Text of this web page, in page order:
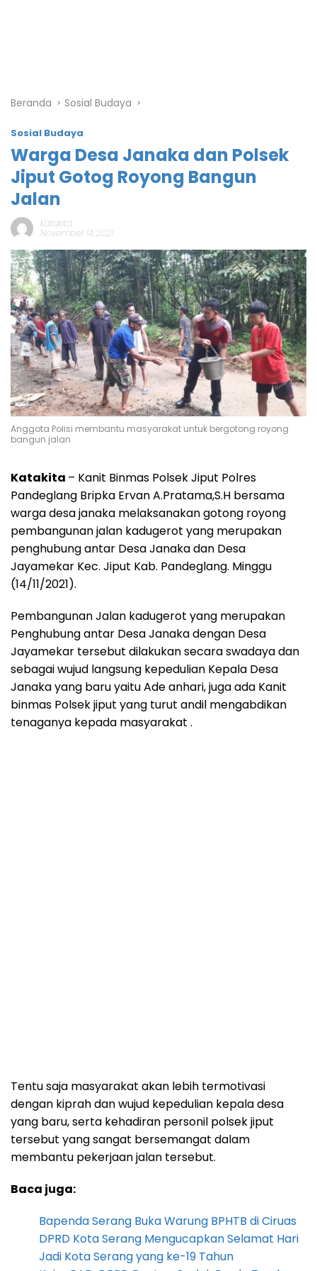
Beranda Sosial Budaya
Sosial Budaya
Warga Desa Janaka dan Polsek
Jiput Gotog Royong Bangun
Jalan
Katakita
November 14, 2021
Anggota Polisi membantu masyarakat untuk bergotong royong
bangun jalan
Katakita – Kanit Binmas Polsek Jiput Polres
Pandeglang Bripka Ervan A.Pratama,S.H bersama
warga desa janaka melaksanakan gotong royong
pembangunan jalan kadugerot yang merupakan
penghubung antar Desa Janaka dan Desa
Jayamekar Kec. Jiput Kab. Pandeglang. Minggu
(14/11/2021).
Pembangunan Jalan kadugerot yang merupakan
Penghubung antar Desa Janaka dengan Desa
Jayamekar tersebut dilakukan secara swadaya dan
sebagai wujud langsung kepedulian Kepala Desa
Janaka yang baru yaitu Ade anhari, juga ada Kanit
binmas Polsek jiput yang turut andil mengabdikan
tenaganya kepada masyarakat .
Tentu saja masyarakat akan lebih termotivasi
dengan kiprah dan wujud kepedulian kepala desa
yang baru, serta kehadiran personil polsek jiput
tersebut yang sangat bersemangat dalam
membantu pekerjaan jalan tersebut.
Baca juga:
Bapenda Serang Buka Warung BPHTB di Ciruas
DPRD Kota Serang Mengucapkan Selamat Hari
Jadi Kota Serang yang ke-19 Tahun